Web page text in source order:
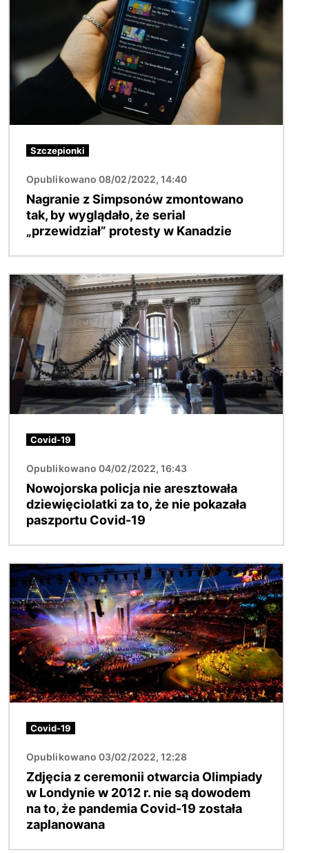
Szczepionki
Opublikowano 08/02/2022, 14:40
Nagranie z Simpsonów zmontowano
tak, by wyglądało, że serial
„przewidział” protesty w Kanadzie
Obraz
Covid-19
Opublikowano 04/02/2022, 16:43
Nowojorska policja nie aresztowała
dziewięciolatki za to, że nie pokazała
paszportu Covid-19
Obraz
Covid-19
Opublikowano 03/02/2022, 12:28
Zdjęcia z ceremonii otwarcia Olimpiady
w Londynie w 2012 r. nie są dowodem
na to, że pandemia Covid-19 została
zaplanowana